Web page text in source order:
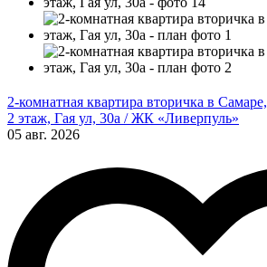
2-комнатная квартира вторичка в
2 этаж, Гая ул, 30а / ЖК «Ливерпуль»
05 авг. 2026